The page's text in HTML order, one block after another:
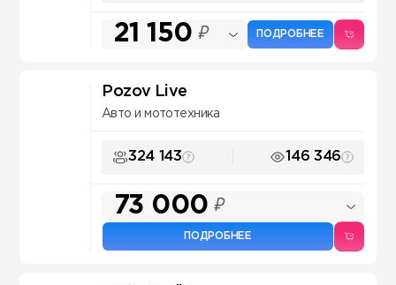
21 150 ₽ ПОДРОБНЕЕ
Pozov Live
Авто и мототехника
324 143 146 346
73 000 ₽
ПОДРОБНЕЕ